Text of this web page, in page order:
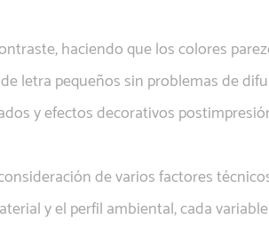
haciendo que los colores
letra pequeños sin problemas de
y efectos decorativos
de varios factores
y el perfil ambiental, cada